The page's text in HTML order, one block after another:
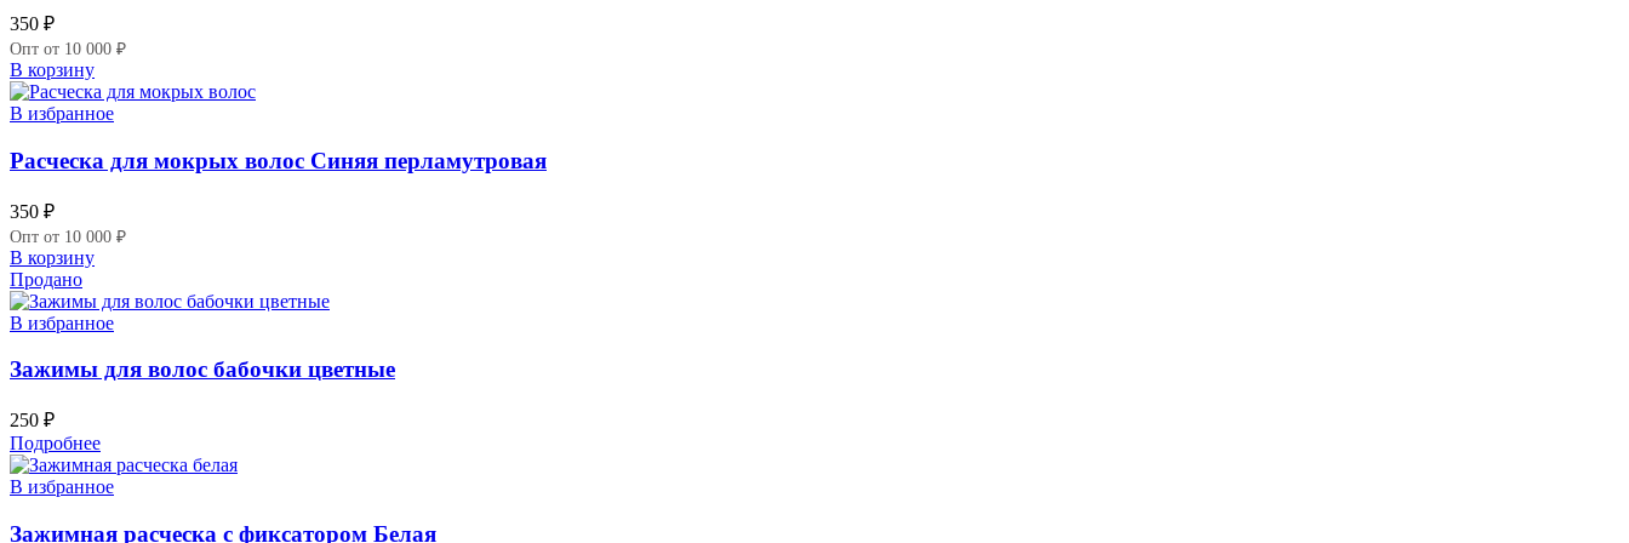
350 ₽
Опт от 10 000 ₽
В корзину
В избранное
Расческа для мокрых волос Синяя перламутровая
350 ₽
Опт от 10 000 ₽
В корзину
Продано
В избранное
Зажимы для волос бабочки цветные
250 ₽
Подробнее
В избранное
Зажимная расческа с фиксатором Белая